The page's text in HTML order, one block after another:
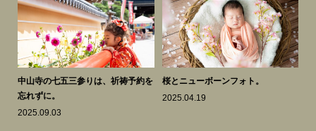
中山寺の七五三参りは、祈祷予約を
忘れずに。
2025.09.03
桜とニューボーンフォト。
2025.04.19